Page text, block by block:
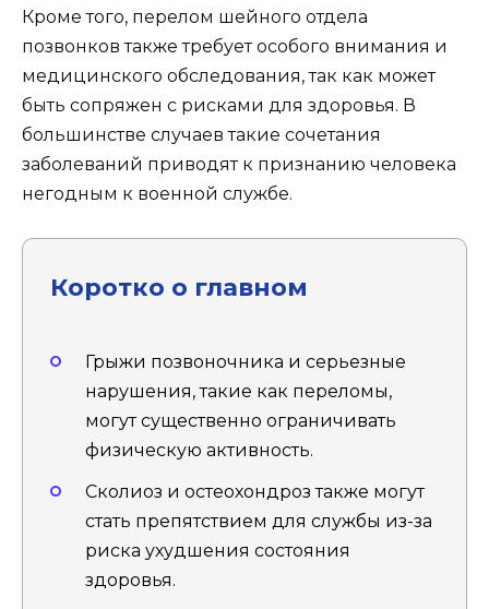
Кроме того, перелом шейного отдела
позвонков также требует особого внимания и
медицинского обследования, так как может
быть сопряжен с рисками для здоровья. В
большинстве случаев такие сочетания
заболеваний приводят к признанию человека
негодным к военной службе.
Коротко о главном
Грыжи позвоночника и серьезные
нарушения, такие как переломы,
могут существенно ограничивать
физическую активность.
Сколиоз и остеохондроз также могут
стать препятствием для службы из-за
риска ухудшения состояния
здоровья.